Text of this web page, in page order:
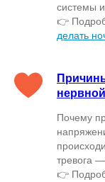
системы
👉
делать
Почему
тревога
👉